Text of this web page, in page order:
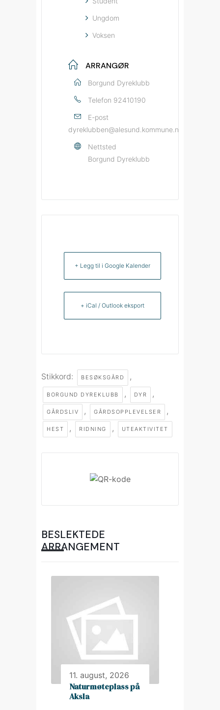
Ungdom
Voksen
ARRANGØR
Borgund Dyreklubb
Telefon 92410190
E-post
dyreklubben@alesund.kommune.no
Nettsted
Borgund Dyreklubb
+ Legg til i Google Kalender
+ iCal / Outlook eksport
Stikkord: BESØKSGÅRD ,
BORGUND DYREKLUBB , DYR ,
GÅRDSLIV , GÅRDSOPPLEVELSER ,
HEST , RIDNING , UTEAKTIVITET
BESLEKTEDE
ARRANGEMENT
11. august, 2026
Naturmøteplass på
Aksla